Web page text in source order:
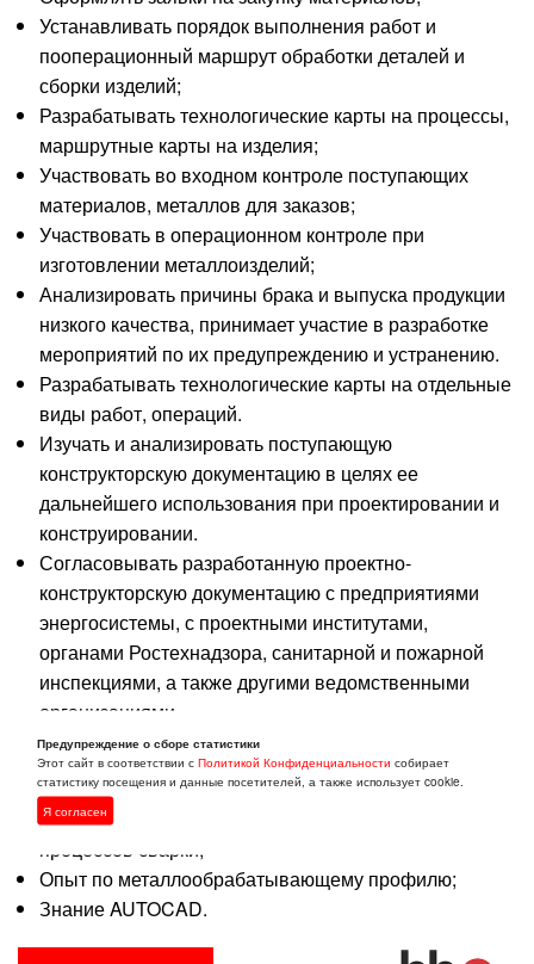
Устанавливать порядок выполнения работ и
пооперационный маршрут обработки деталей и
сборки изделий;
Разрабатывать технологические карты на процессы,
маршрутные карты на изделия;
Участвовать во входном контроле поступающих
материалов, металлов для заказов;
Участвовать в операционном контроле при
изготовлении металлоизделий;
Анализировать причины брака и выпуска продукции
низкого качества, принимает участие в разработке
мероприятий по их предупреждению и устранению.
Разрабатывать технологические карты на отдельные
виды работ, операций.
Изучать и анализировать поступающую
конструкторскую документацию в целях ее
дальнейшего использования при проектировании и
конструировании.
Согласовывать разработанную проектно-
конструкторскую документацию с предприятиями
энергосистемы, с проектными институтами,
органами Ростехнадзора, санитарной и пожарной
инспекциями, а также другими ведомственными
организациями.
ДЛЯ НАС ВАЖНО:
Знание металлообрабатывающего оборудования,
процессов сварки;
Опыт по металлообрабатывающему профилю;
Знание AUTOCAD.
Предупреждение о сборе статистики
Этот сайт в соответствии сПолитикой Конфиденциальности собирает
статистику посещения и данные посетителей, а также использует cookie.
Я согласен